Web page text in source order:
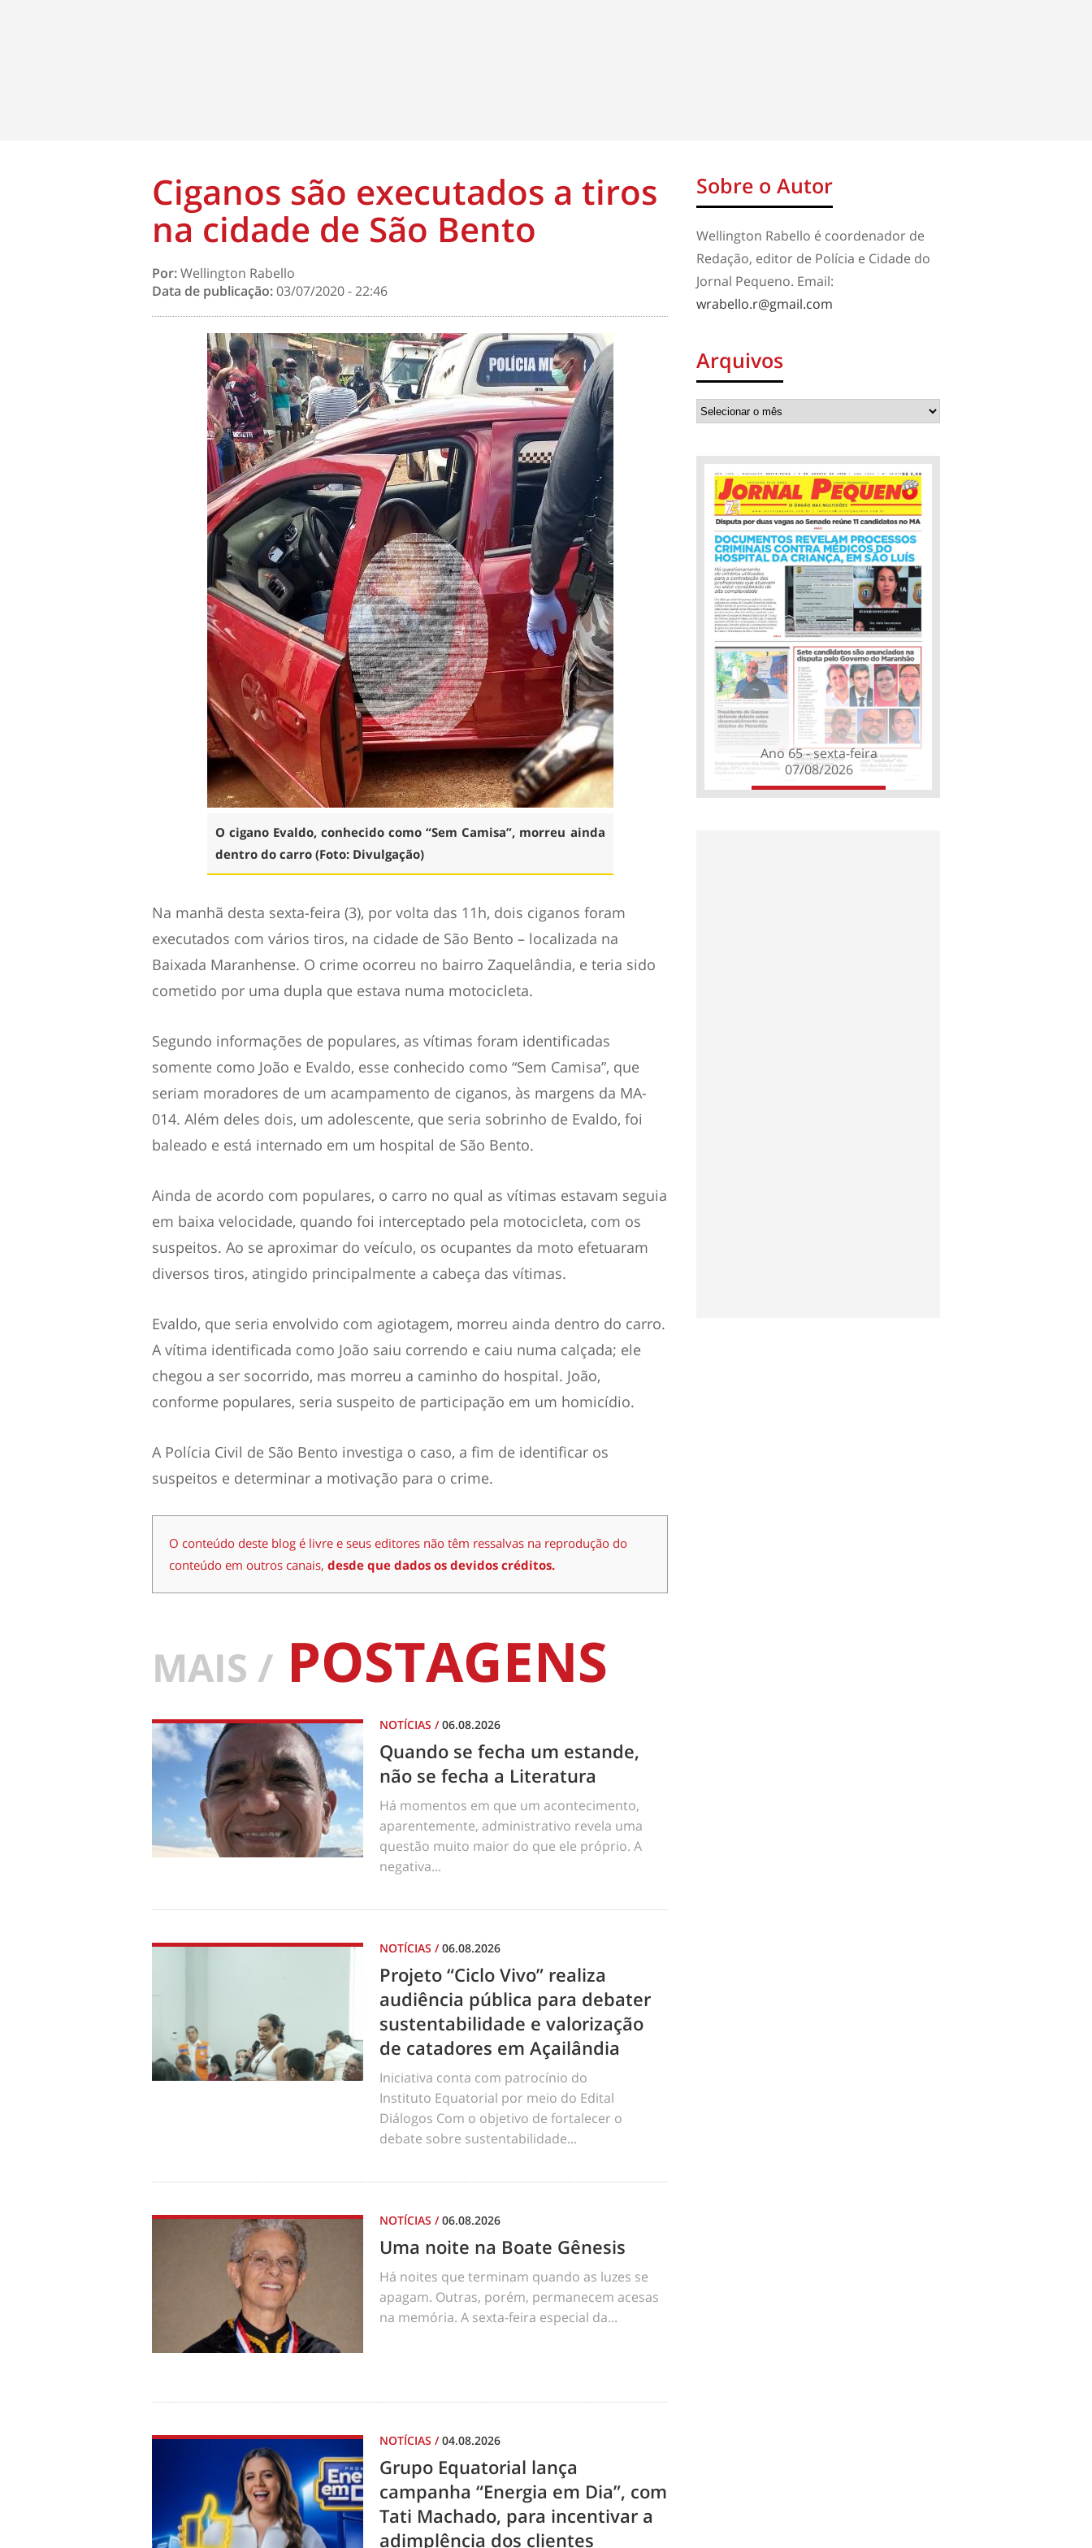
Ciganos são executados a tiros
na cidade de São Bento
Por:Wellington Rabello
Data de publicação:03/07/2020 - 22:46
O cigano Evaldo, conhecido como “Sem Camisa”, morreu ainda
dentro do carro (Foto: Divulgação)
Na manhã desta sexta-feira (3), por volta das 11h, dois ciganos foram
executados com vários tiros, na cidade de São Bento – localizada na
Baixada Maranhense. O crime ocorreu no bairro Zaquelândia, e teria sido
cometido por uma dupla que estava numa motocicleta.
Segundo informações de populares, as vítimas foram identificadas
somente como João e Evaldo, esse conhecido como “Sem Camisa”, que
seriam moradores de um acampamento de ciganos, às margens da MA-
014. Além deles dois, um adolescente, que seria sobrinho de Evaldo, foi
baleado e está internado em um hospital de São Bento.
Ainda de acordo com populares, o carro no qual as vítimas estavam seguia
em baixa velocidade, quando foi interceptado pela motocicleta, com os
suspeitos. Ao se aproximar do veículo, os ocupantes da moto efetuaram
diversos tiros, atingido principalmente a cabeça das vítimas.
Evaldo, que seria envolvido com agiotagem, morreu ainda dentro do carro.
A vítima identificada como João saiu correndo e caiu numa calçada; ele
chegou a ser socorrido, mas morreu a caminho do hospital. João,
conforme populares, seria suspeito de participação em um homicídio.
A Polícia Civil de São Bento investiga o caso, a fim de identificar os
suspeitos e determinar a motivação para o crime.
O conteúdo deste blog é livre e seus editores não têm ressalvas na reprodução do
conteúdo em outros canais, desde que dados os devidos créditos.
MAIS / POSTAGENS
NOTÍCIAS /06.08.2026
Quando se fecha um estande,
não se fecha a Literatura
Há momentos em que um acontecimento,
aparentemente, administrativo revela uma
questão muito maior do que ele próprio. A
negativa...
NOTÍCIAS /06.08.2026
Projeto “Ciclo Vivo” realiza
audiência pública para debater
sustentabilidade e valorização
de catadores em Açailândia
Iniciativa conta com patrocínio do
Instituto Equatorial por meio do Edital
Diálogos Com o objetivo de fortalecer o
debate sobre sustentabilidade...
NOTÍCIAS /06.08.2026
Uma noite na Boate Gênesis
Há noites que terminam quando as luzes se
apagam. Outras, porém, permanecem acesas
na memória. A sexta-feira especial da...
NOTÍCIAS /04.08.2026
Grupo Equatorial lança
campanha “Energia em Dia”, com
Tati Machado, para incentivar a
adimplência dos clientes
Sobre o Autor
Wellington Rabello é coordenador de
Redação, editor de Polícia e Cidade do
Jornal Pequeno. Email:
wrabello.r@gmail.com
Arquivos
Ano 65 - sexta-feira
07/08/2026